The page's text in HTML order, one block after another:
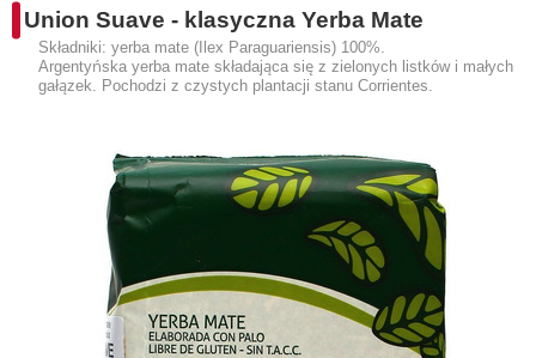
Union Suave - klasyczna Yerba Mate
Składniki: yerba mate (Ilex Paraguariensis) 100%.
Argentyńska yerba mate składająca się z zielonych listków i małych
gałązek. Pochodzi z czystych plantacji stanu Corrientes.